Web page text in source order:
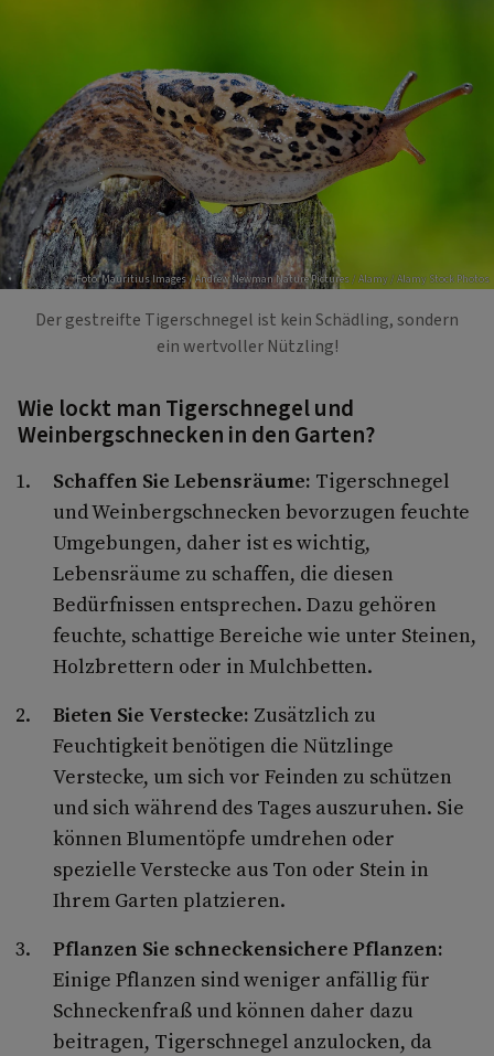
Foto: Mauritius Images / Andrew Newman Nature Pictures / Alamy / Alamy Stock Photos
Der gestreifte Tigerschnegel ist kein Schädling, sondern
ein wertvoller Nützling!
Wie lockt man Tigerschnegel und
Weinbergschnecken in den Garten?
Schaffen Sie Lebensräume: Tigerschnegel
und Weinbergschnecken bevorzugen feuchte
Umgebungen, daher ist es wichtig,
Lebensräume zu schaffen, die diesen
Bedürfnissen entsprechen. Dazu gehören
feuchte, schattige Bereiche wie unter Steinen,
Holzbrettern oder in Mulchbetten.
Bieten Sie Verstecke: Zusätzlich zu
Feuchtigkeit benötigen die Nützlinge
Verstecke, um sich vor Feinden zu schützen
und sich während des Tages auszuruhen. Sie
können Blumentöpfe umdrehen oder
spezielle Verstecke aus Ton oder Stein in
Ihrem Garten platzieren.
Pflanzen Sie schneckensichere Pflanzen:
Einige Pflanzen sind weniger anfällig für
Schneckenfraß und können daher dazu
beitragen, Tigerschnegel anzulocken, da